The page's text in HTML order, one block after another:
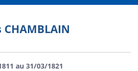
CHAMBLAIN
au 31/03/1821